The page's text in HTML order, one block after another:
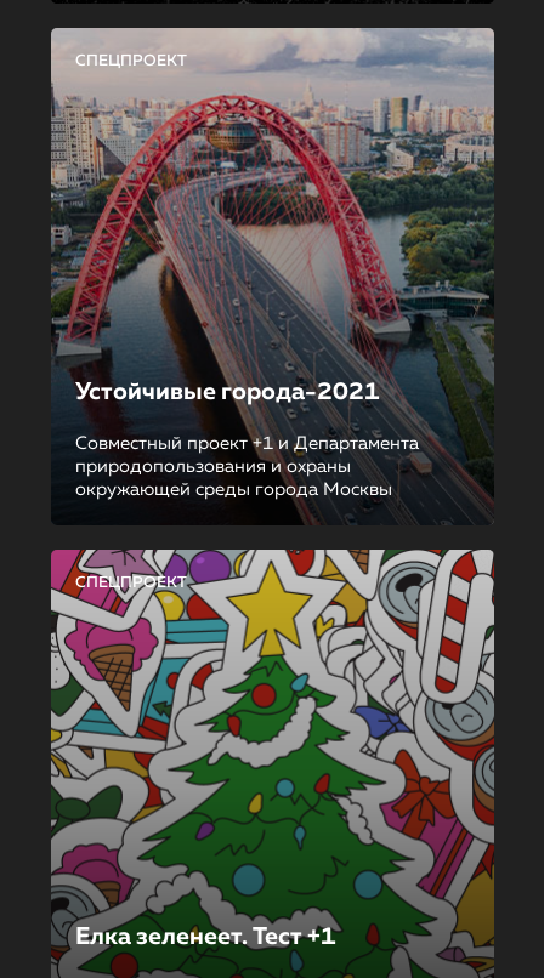
СПЕЦПРОЕКТ
Устойчивые города-2021
Совместный проект +1 и Департамента
природопользования и охраны
окружающей среды города Москвы
СПЕЦПРОЕКТ
Елка зеленеет. Тест +1